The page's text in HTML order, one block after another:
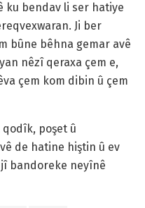
ku bendav li ser hatiye
Ji ber
bûne bêhna gemar avê
nêzî qeraxa çem e,
çem kom dibin û çem
qodîk, poşet û
de hatine hiştin û ev
bandoreke neyînê